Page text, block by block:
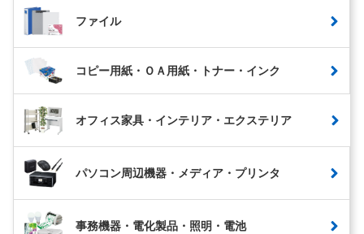
ファイル
コピー用紙・ＯＡ用紙・トナー・インク
オフィス家具・インテリア・エクステリア
パソコン周辺機器・メディア・プリンタ
事務機器・電化製品・照明・電池